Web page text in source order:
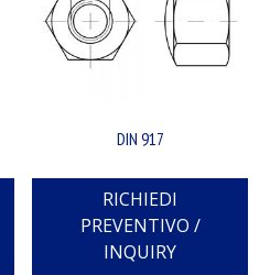
DIN 917
RICHIEDI
PREVENTIVO /
INQUIRY